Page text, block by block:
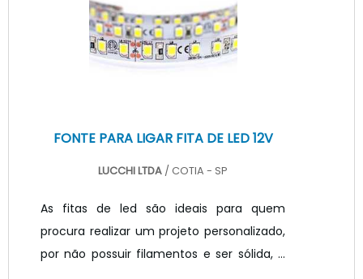
funcionem adequadamente, são
utilizadas fontes de alimentação de
corrente ou tensão continua que ajudam
FONTE PARA LIGAR FITA DE LED 12V
LUCCHI LTDA / COTIA - SP
As fitas de led são ideais para quem
procura realizar um projeto personalizado,
por não possuir filamentos e ser sólida, e